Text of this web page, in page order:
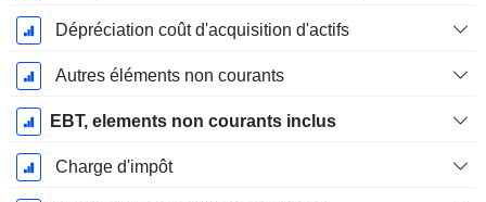
Dépréciation coût d'acquisition d'actifs
Autres éléments non courants
EBT, elements non courants inclus
Charge d'impôt